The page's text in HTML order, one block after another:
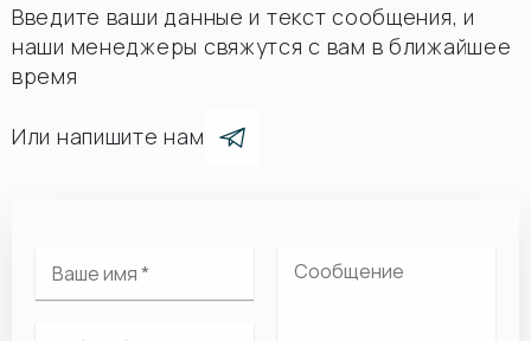
Введите ваши данные и текст сообщения, и
наши менеджеры свяжутся с вам в ближайшее
время
Или напишите нам